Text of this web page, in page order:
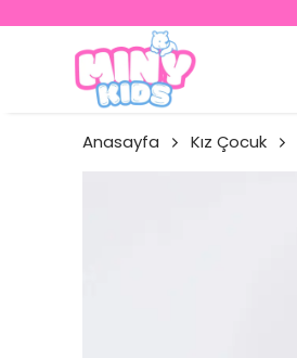
Anasayfa Kız Çocuk